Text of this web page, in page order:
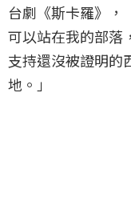
台劇《斯卡羅》，
可以站在我的部落
支持還沒被證明的
地。」